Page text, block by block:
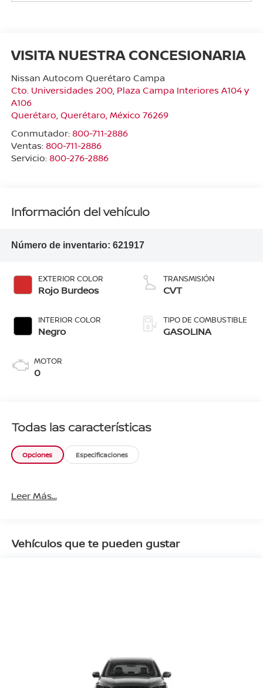
VISITA NUESTRA CONCESIONARIA
Nissan Autocom Querétaro Campa
Cto. Universidades 200, Plaza Campa Interiores A104 y
A106
Querétaro, Querétaro, México 76269
Conmutador: 800-711-2886
Ventas: 800-711-2886
Servicio: 800-276-2886
Información del vehículo
Número de inventario: 621917
EXTERIOR COLOR
Rojo Burdeos
INTERIOR COLOR
Negro
MOTOR
0
TRANSMISIÓN
CVT
TIPO DE COMBUSTIBLE
GASOLINA
Todas las características
Opciones Especificaciones
Leer Más...
Vehículos que te pueden gustar